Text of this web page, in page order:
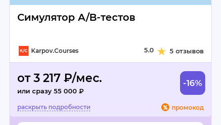
Симулятор A/B-тестов
Karpov.Courses 5.0 5 отзывов
от 3 217 ₽/мес.
или сразу 55 000 ₽
-16%
промокод